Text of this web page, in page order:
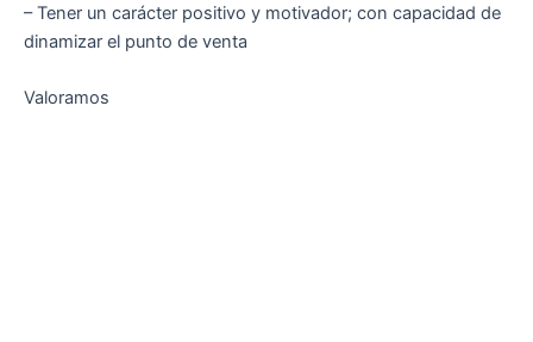
– Tener un carácter positivo y motivador; con capacidad de
dinamizar el punto de venta
Valoramos